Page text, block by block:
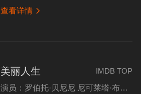
查看详情 
IMDB TOP
美丽人生
演员： 罗伯托·贝尼尼 尼可莱塔·布拉斯基 乔治·坎塔里尼 朱斯蒂诺·杜拉诺